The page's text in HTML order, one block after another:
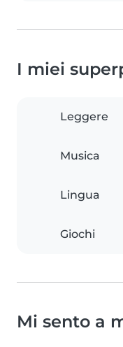
I miei
Leggere
Musica
Lingua
Giochi
Mi sento a